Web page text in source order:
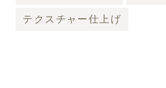
テクスチャー仕上げ